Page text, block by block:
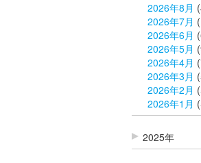
2026年8月
2026年7月
2026年6月
2026年5月
2026年4月
2026年3月
2026年2月
2026年1月
2025年